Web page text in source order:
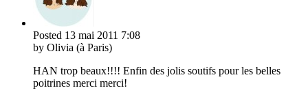
Posted 13 mai 2011 7:08
by Olivia (à Paris)
HAN trop beaux!!!! Enfin des jolis soutifs pour les belles
poitrines merci merci!